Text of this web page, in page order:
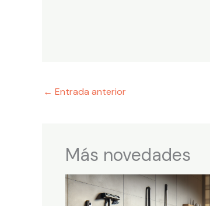
← Entrada anterior
Más novedades